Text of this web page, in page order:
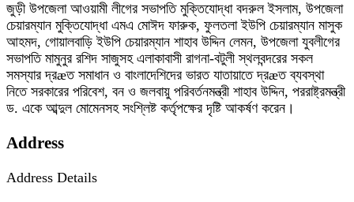
জুড়ী উপজেলা আওয়ামী লীগের সভাপতি মুক্তিযোদ্ধা বদরুল ইসলাম, উপজেলা
চেয়ারম্যান মুক্তিযোদ্ধা এমএ মোঈদ ফারুক, ফুলতলা ইউপি চেয়ারম্যান মাসুক
আহমদ, গোয়ালবাড়ি ইউপি চেয়ারম্যান শাহাব উদ্দিন লেমন, উপজেলা যুবলীগের
সভাপতি মামুনুর রশিদ সাজুসহ এলাকাবাসী রাগনা-বটুলী স্থলবন্দরের সকল
সমস্যার দ্রæত সমাধান ও বাংলাদেশিদের ভারত যাতায়াতে দ্রæত ব্যবস্থা
নিতে সরকারের পরিবেশ, বন ও জলবায়ু পরিবর্তনমন্ত্রী শাহাব উদ্দিন, পররাষ্ট্রমন্ত্রী
ড. একে আব্দুল মোমেনসহ সংশ্লিষ্ট কর্তৃপক্ষের দৃষ্টি আকর্ষণ করেন।
Address
Address Details